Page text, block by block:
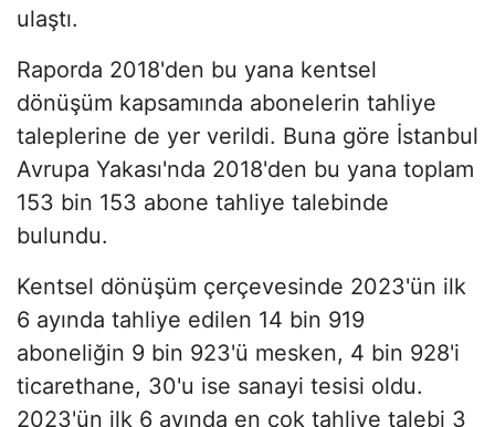
ulaştı.
Raporda 2018'den bu yana kentsel
dönüşüm kapsamında abonelerin tahliye
taleplerine de yer verildi. Buna göre İstanbul
Avrupa Yakası'nda 2018'den bu yana toplam
153 bin 153 abone tahliye talebinde
bulundu.
Kentsel dönüşüm çerçevesinde 2023'ün ilk
6 ayında tahliye edilen 14 bin 919
aboneliğin 9 bin 923'ü mesken, 4 bin 928'i
ticarethane, 30'u ise sanayi tesisi oldu.
2023'ün ilk 6 ayında en çok tahliye talebi 3